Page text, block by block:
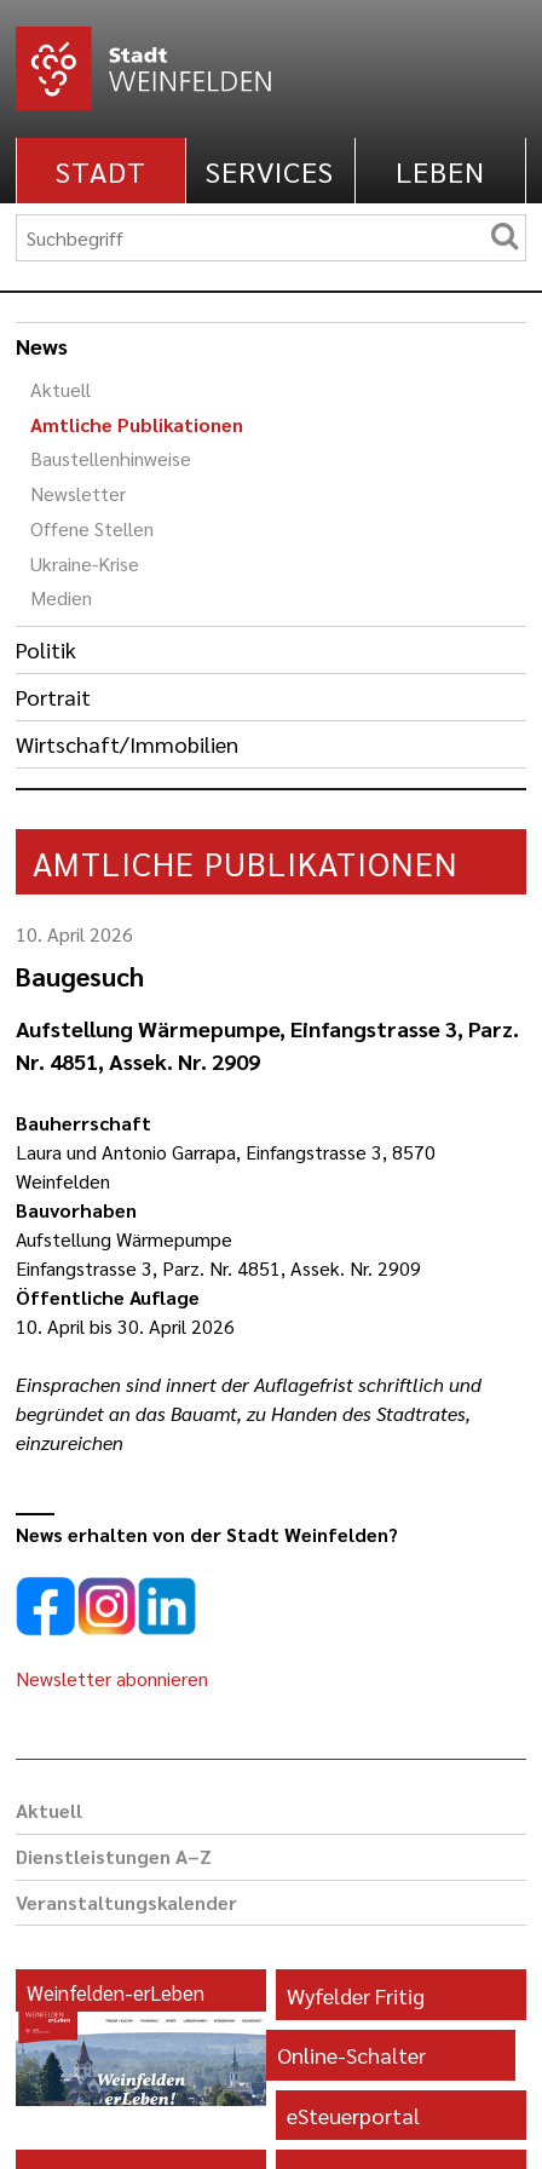
STADT SERVICES LEBEN
News
Aktuell
Amtliche Publikationen
Baustellenhinweise
Newsletter
Offene Stellen
Ukraine-Krise
Medien
Politik
Portrait
Wirtschaft/Immobilien
AMTLICHE PUBLIKATIONEN
Baugesuch
10. April 2026
Aufstellung Wärmepumpe, Einfangstrasse 3, Parz.
Nr. 4851, Assek. Nr. 2909
Bauherrschaft
Laura und Antonio Garrapa, Einfangstrasse 3, 8570
Weinfelden
Bauvorhaben
Aufstellung Wärmepumpe
Einfangstrasse 3, Parz. Nr. 4851, Assek. Nr. 2909
Öffentliche Auflage
10. April bis 30. April 2026
Einsprachen sind innert der Auflagefrist schriftlich und
begründet an das Bauamt, zu Handen des Stadtrates,
einzureichen
News erhalten von der Stadt Weinfelden?
Newsletter abonnieren
Aktuell
Dienst­leis­tungen A–Z
Veranstaltungs­kalender
Weinfelden-erLeben Wyfelder Fritig
Online-Schalter
eSteuerportal